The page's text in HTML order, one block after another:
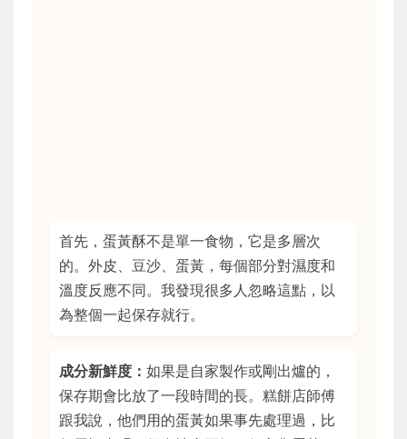
首先，蛋黃酥不是單一食物，它是多層次
的。外皮、豆沙、蛋黃，每個部分對濕度和
溫度反應不同。我發現很多人忽略這點，以
為整個一起保存就行。
成分新鮮度： 如果是自家製作或剛出爐的，
保存期會比放了一段時間的長。糕餅店師傅
跟我說，他們用的蛋黃如果事先處理過，比